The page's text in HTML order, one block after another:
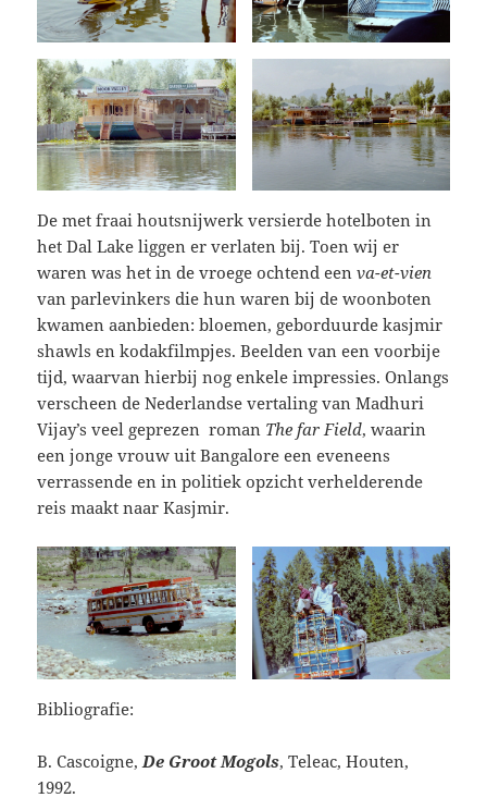
De met fraai houtsnijwerk versierde hotelboten in
het Dal Lake liggen er verlaten bij. Toen wij er
waren was het in de vroege ochtend eenva-et-vien
van parlevinkers die hun waren bij de woonboten
kwamen aanbieden: bloemen, geborduurde kasjmir
shawls en kodakfilmpjes. Beelden van een voorbije
tijd, waarvan hierbij nog enkele impressies. Onlangs
verscheen de Nederlandse vertaling van Madhuri
Vijay’s veel geprezen roman The far Field, waarin
een jonge vrouw uit Bangalore een eveneens
verrassende en in politiek opzicht verhelderende
reis maakt naar Kasjmir.
Bibliografie:
B. Cascoigne, De Groot Mogols, Teleac, Houten,
1992.